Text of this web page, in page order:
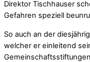
Direktor Tischhauser
Gefahren speziell
So auch an der
welcher er einleitend